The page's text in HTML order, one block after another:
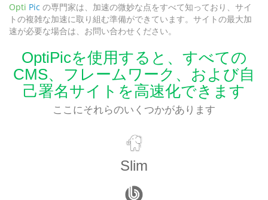
Opti Pic の専門家は、加速の微妙な点をすべて知っており、サイ
トの複雑な加速に取り組む準備ができています。サイトの最大加
速が必要な場合は、お問い合わせください。
OptiPicを使用すると、すべての
CMS、フレームワーク、および自
己署名サイトを高速化できます
ここにそれらのいくつかがあります
Slim